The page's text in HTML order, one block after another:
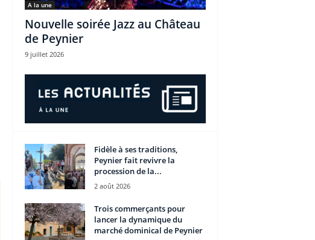
A la une
Nouvelle soirée Jazz au Château
de Peynier
9 juillet 2026
Fidèle à ses traditions,
Peynier fait revivre la
procession de la...
2 août 2026
Trois commerçants pour
lancer la dynamique du
marché dominical de Peynier